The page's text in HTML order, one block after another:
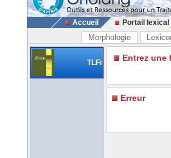
Accueil Portail lexical
Morphologie
TLFi Entrez une
Erreur